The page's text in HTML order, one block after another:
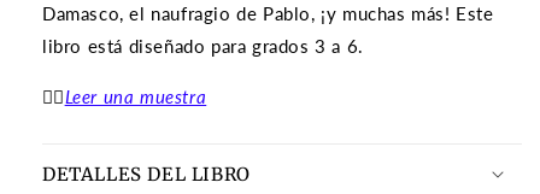
Damasco, el naufragio de Pablo, ¡y muchas más! Este
libro está diseñado para grados 3 a 6.
👉🏽Leer una muestra
DETALLES DEL LIBRO